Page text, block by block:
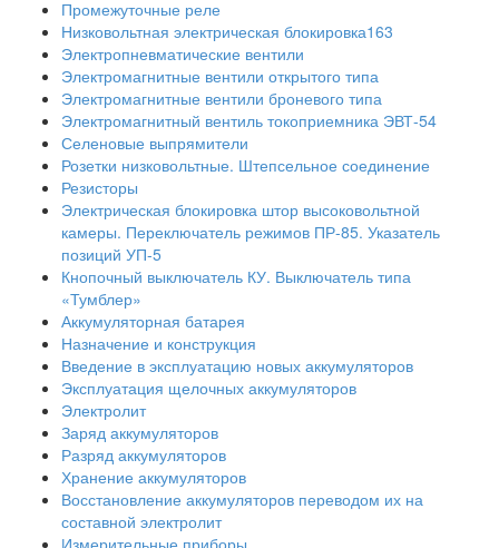
Промежуточные реле
Низковольтная электрическая блокировка163
Электропневматические вентили
Электромагнитные вентили открытого типа
Электромагнитные вентили броневого типа
Электромагнитный вентиль токоприемника ЭВТ-54
Селеновые выпрямители
Розетки низковольтные. Штепсельное соединение
Резисторы
Электрическая блокировка штор высоковольтной
камеры. Переключатель режимов ПР-85. Указатель
позиций УП-5
Кнопочный выключатель КУ. Выключатель типа
«Тумблер»
Аккумуляторная батарея
Назначение и конструкция
Введение в эксплуатацию новых аккумуляторов
Эксплуатация щелочных аккумуляторов
Электролит
Заряд аккумуляторов
Разряд аккумуляторов
Хранение аккумуляторов
Восстановление аккумуляторов переводом их на
составной электролит